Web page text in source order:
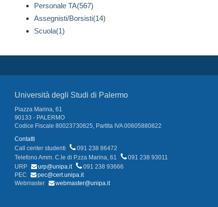
Personale TA(567)
Assegnisti/Borsisti(14)
Scuola(1)
Università degli Studi di Palermo
Piazza Marina, 61
90133 - PALERMO
Codice Fiscale 80023730825, Partita IVA 00605880822
Contatti
Call center studenti
091 238 86472
Telefono Amm. C.le di P.zza Marina, 61
091 238 93011
URP
urp@unipa.it
091 238 93666
PEC
pec@cert.unipa.it
Webmaster
webmaster@unipa.it